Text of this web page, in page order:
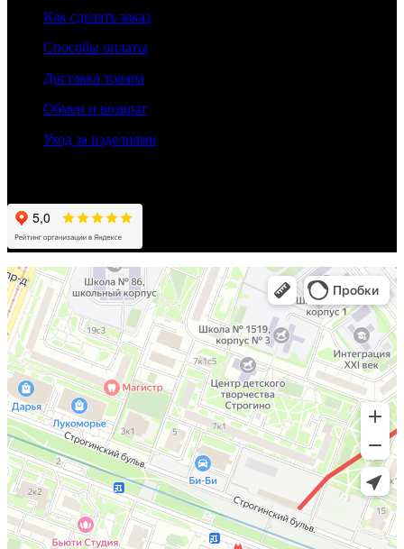
Как сделать заказ
Способы оплаты
Доставка товара
Обмен и возврат
Уход за изделиями